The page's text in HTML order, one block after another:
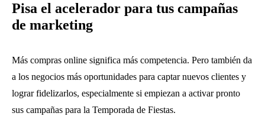
Pisa el acelerador para tus campañas
de marketing
Más compras online significa más competencia. Pero también da
a los negocios más oportunidades para captar nuevos clientes y
lograr fidelizarlos, especialmente si empiezan a activar pronto
sus campañas para la Temporada de Fiestas.